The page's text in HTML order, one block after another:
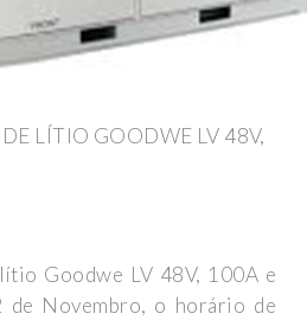
LÍTIO GOODWE LV 48V,
Goodwe LV 48V, 100A e
de Novembro, o horário de